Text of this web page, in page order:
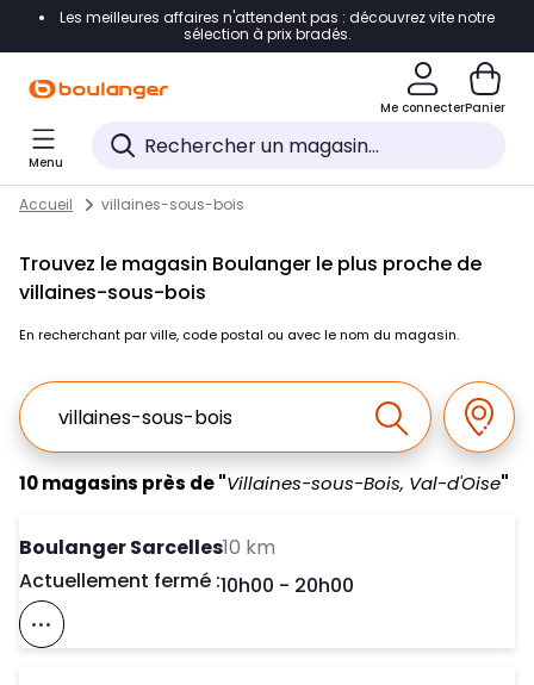
Accéder directement à la navigation
Accéder directement au pied de page
Accéder directement au chatbot
Les meilleures affaires n'attendent pas : découvrez vite notre
sélection à prix bradés.
Me connecterPanier
Menu
Skip to content
Return to Nav
Accueil villaines-sous-bois
Trouvez le magasin Boulanger le plus proche de
villaines-sous-bois
En recherchant par ville, code postal ou avec le nom du magasin.
Ville, Region, Code postal ou Ville & Pays
Effectuer la
10 magasins près de "Villaines-sous-Bois, Val-d'Oise"
Boulanger Sarcelles10 km
Actuellement fermé :Day of the Week
10h00 - 20h00
Voir Ce Magasin Sur La Carte